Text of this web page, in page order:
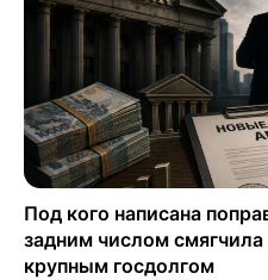
Под кого написана
задним числом смягчила
крупным госдолгом